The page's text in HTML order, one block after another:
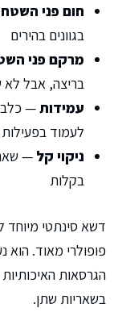
חום פני השטח
בגוונים בהירים
מרקם פני
בריצה, אבל לא
עמידות—
לעמוד בפעילות
ניקוי קל —
בקלות
דשא סינתטי מיוחד
פופולרי מאוד. הוא
הגרסאות
בשאריות שתן.